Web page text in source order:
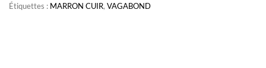
Étiquettes : MARRON CUIR, VAGABOND